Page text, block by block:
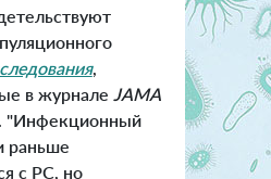
,
в журнале JAMA
"Инфекционный
раньше
с РС, но